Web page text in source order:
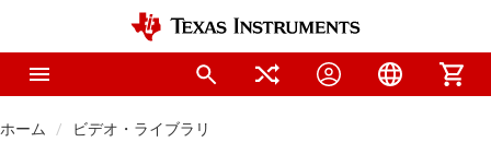
ホーム ビデオ・ライブラリ